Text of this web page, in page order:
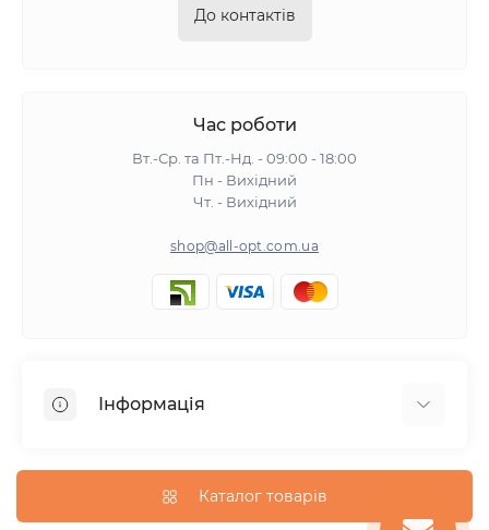
До контактів
Час роботи
Вт.-Ср. та Пт.-Нд. - 09:00 - 18:00
Пн - Вихідний
Чт. - Вихідний
shop@all-opt.com.ua
Інформація
Оплата та доставка
Повернення та обмін
Каталог товарів